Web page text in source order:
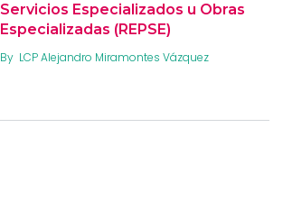
Servicios Especializados u Obras
Especializadas (REPSE)
By LCP Alejandro Miramontes Vázquez